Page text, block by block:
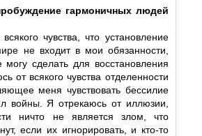
гармоничных людей
чувства, что установление
не входит в мои обязанности,
сделать для восстановления
от всякого чувства отделенности
меня чувствовать бессилие
войны. Я отрекаюсь от иллюзии,
ничто не является злом, что
если их игнорировать, и кто-то